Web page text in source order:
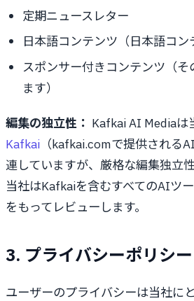
定期ニュースレター
日本語コンテンツ（日本語コン
スポンサー付きコンテンツ（
ます）
編集の独立性： Kafkai AI Mediaは
Kafkai （kafkai.comで提供される
連していますが、厳格な編集独立
当社はKafkaiを含むすべてのAIツ
をもってレビューします。
3. プライバシーポリシー
ユーザーのプライバシーは当社に